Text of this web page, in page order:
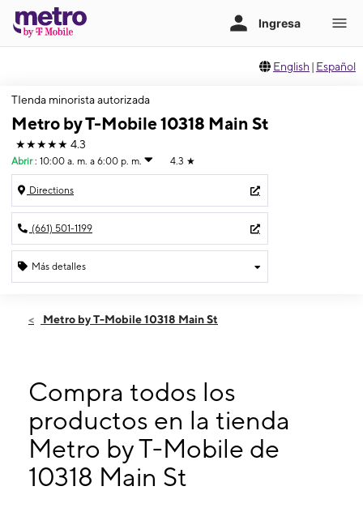
English | Español
TIenda minorista autorizada
Metro by T-Mobile 10318 Main St
★★★★★ 4.3
Abrir : 10:00 a. m. a 6:00 p. m. 4.3 ★
Directions
(661) 501-1199
Más detalles
Domingo:10:00 a. m. a 6:00 p. m.
Jueves:
10:00 a. m. a 8:00 p. m.
Viernes: 10:00 a. m. a 8:00 p. m.
Sábado:10:00 a. m. a 8:00 p. m.
10318 Main St Lamont, CA 93241
Metro by T-Mobile 10318 Main St
Compra todos los
productos en la tienda
Metro by T-Mobile de
10318 Main St